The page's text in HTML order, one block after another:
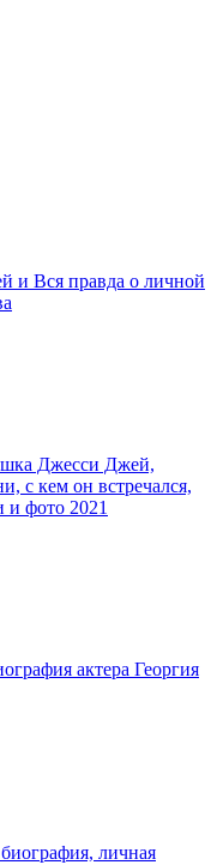
и Вся правда о личной
Джесси Джей,
с кем он встречался,
и фото 2021
актера Георгия
личная